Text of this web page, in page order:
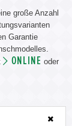
große Anzahl
Garantie
ONLINE oder